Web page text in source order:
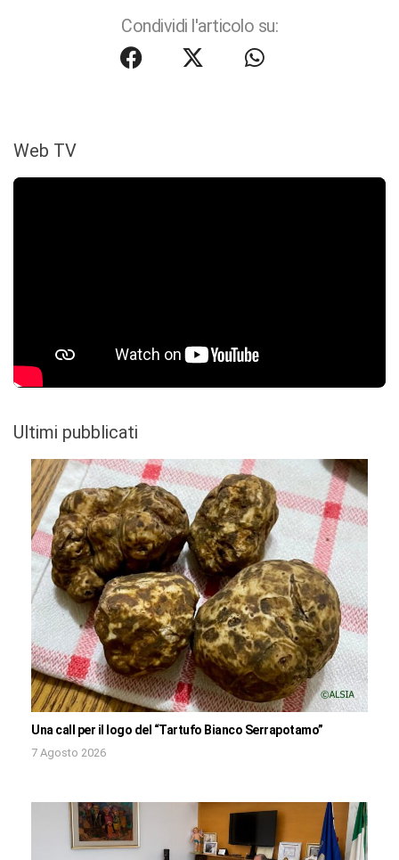
Condividi l'articolo su:
Web TV
Ultimi pubblicati
Una call per il logo del “Tartufo Bianco Serrapotamo”
7 Agosto 2026